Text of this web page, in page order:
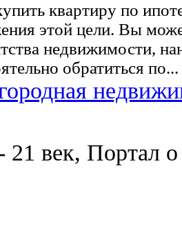
квартиру по
этой цели. Вы
недвижимости,
обратиться по...
21 век, Портал